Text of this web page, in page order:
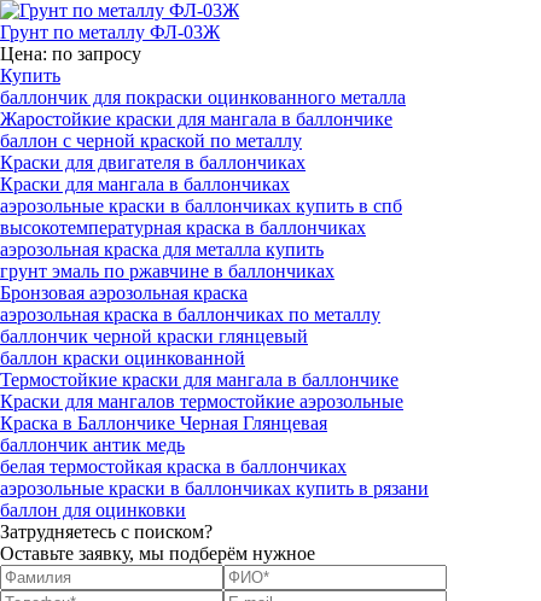
Грунт по металлу ФЛ-03Ж
Цена: по запросу
Купить
баллончик для покраски оцинкованного металла
Жаростойкие краски для мангала в баллончике
баллон с черной краской по металлу
Краски для двигателя в баллончиках
Краски для мангала в баллончиках
аэрозольные краски в баллончиках купить в спб
высокотемпературная краска в баллончиках
аэрозольная краска для металла купить
грунт эмаль по ржавчине в баллончиках
Бронзовая аэрозольная краска
аэрозольная краска в баллончиках по металлу
баллончик черной краски глянцевый
баллон краски оцинкованной
Термостойкие краски для мангала в баллончике
Краски для мангалов термостойкие аэрозольные
Краска в Баллончике Черная Глянцевая
баллончик антик медь
белая термостойкая краска в баллончиках
аэрозольные краски в баллончиках купить в рязани
баллон для оцинковки
Затрудняетесь с поиском?
Оставьте заявку, мы подберём нужное